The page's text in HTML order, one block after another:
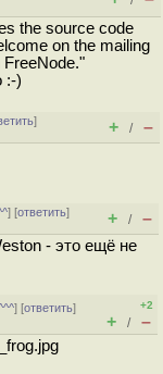
the source code
on the mailing
FreeNode."
:-)
]
+ / –
] [ответить]
+ / –
- это ещё не
] [ответить]
+2
+ / –